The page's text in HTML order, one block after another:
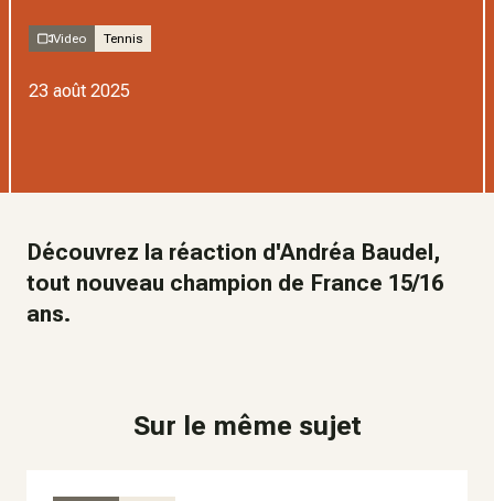
Video Tennis
23 août 2025
Découvrez la réaction d'Andréa Baudel,
tout nouveau champion de France 15/16
ans.
Sur le même sujet